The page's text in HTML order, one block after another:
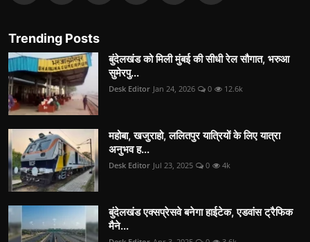
Trending Posts
बुंदेलखंड को मिली मुंबई की सीधी रेल सौगात, भरुआ
सुमेरपु...
Desk Editor Jan 24, 2026 0 12.6k
महोबा, खजुराहो, ललितपुर यात्रियों के लिए यात्रा
अनुभव ह...
Desk Editor Jul 23, 2025 0 4k
बुंदेलखंड एक्सप्रेसवे बनेगा हाईटेक, एडवांस ट्रैफिक
मैने...